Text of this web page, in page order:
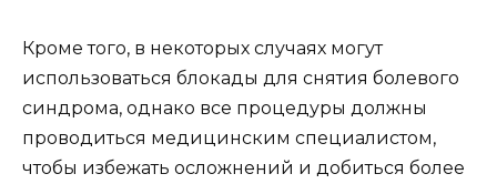
Кроме того, в некоторых случаях могут
использоваться блокады для снятия болевого
синдрома, однако все процедуры должны
проводиться медицинским специалистом,
чтобы избежать осложнений и добиться более